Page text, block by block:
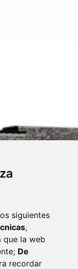
siguientes
,
que la web
De
recordar
(ESPAÑA)